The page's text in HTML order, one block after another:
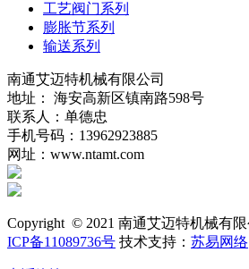
工艺阀门系列
膨胀节系列
输送系列
南通艾迈特机械有限公司
地址： 海安高新区镇南路598号
联系人：单德忠
手机号码：13962923885
网址：www.ntamt.com
Copyright © 2021 南通艾迈特机械有
ICP备11089736号 技术支持： 苏易网络